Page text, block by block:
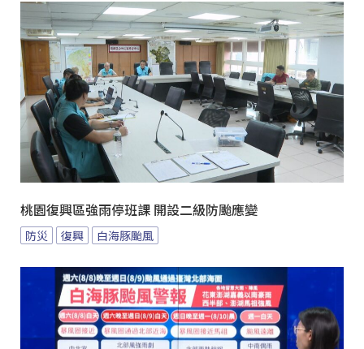
桃園復興區強雨停班課 開設二級防颱應變
防災 復興 白海豚颱風